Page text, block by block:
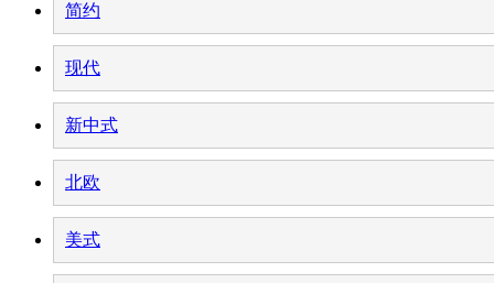
简约
现代
新中式
北欧
美式